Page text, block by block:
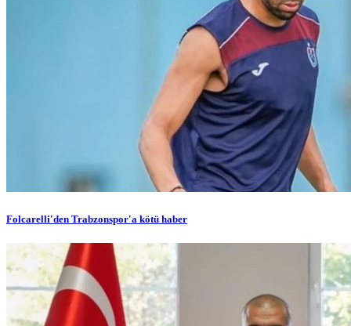
Folcarelli'den Trabzonspor'a kötü haber